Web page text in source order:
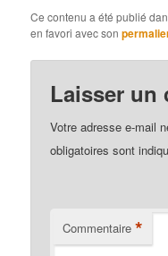
Ce contenu a été publié
en favori avec son
Laisser un
Votre adresse e-mail
obligatoires sont
Commentaire *